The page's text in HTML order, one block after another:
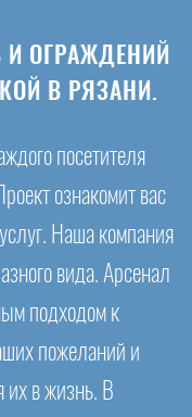
И ОГРАЖДЕНИЙ
В РЯЗАНИ.
посетителя
ознакомит вас
Наша компания
вида. Арсенал
подходом к
пожеланий и
их в жизнь. В